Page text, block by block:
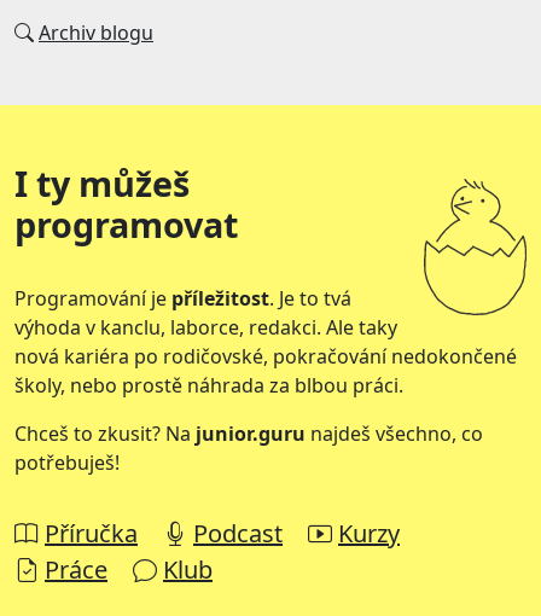
Archiv blogu
I ty můžeš
programovat
Programování je příležitost. Je to tvá
výhoda v kanclu, laborce, redakci. Ale taky
nová kariéra po rodičovské, pokračování nedokončené
školy, nebo prostě náhrada za blbou práci.
Chceš to zkusit? Na junior.guru najdeš všechno, co
potřebuješ!
Příručka Podcast
Kurzy
Práce
Klub